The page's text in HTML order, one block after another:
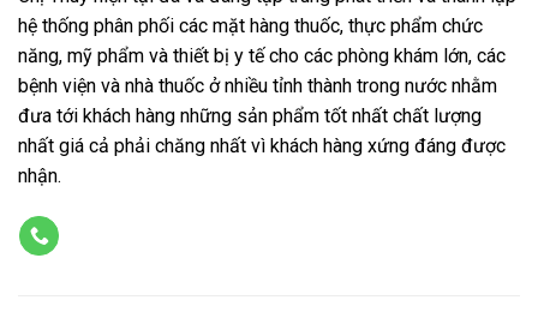
hệ thống phân phối các mặt hàng thuốc, thực phẩm chức
năng, mỹ phẩm và thiết bị y tế cho các phòng khám lớn, các
bệnh viện và nhà thuốc ở nhiều tỉnh thành trong nước nhằm
đưa tới khách hàng những sản phẩm tốt nhất chất lượng
nhất giá cả phải chăng nhất vì khách hàng xứng đáng được
nhận.